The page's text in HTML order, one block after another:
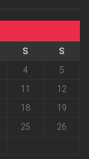
S
S
4
5
11
12
18
19
25
26